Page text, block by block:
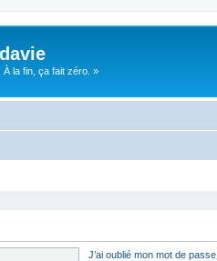
la fin, ça fait zéro. »
J’ai oublié mon mot de passe